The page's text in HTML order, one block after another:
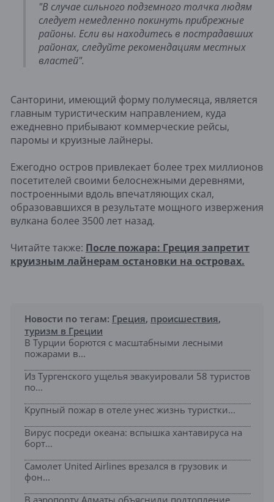
"В случае сильного подземного толчка людям
следует немедленно покинуть прибрежные
районы. Если вы находитесь в пострадавших
районах, следуйте рекомендациям местных
властей".
Санторини, имеющий форму полумесяца, является
главным туристическим направлением, куда
ежедневно прибывают коммерческие рейсы,
паромы и круизные лайнеры.
Ежегодно остров привлекает более трех миллионов
посетителей своими белоснежными деревнями,
построенными вдоль впечатляющих скал,
образовавшихся в результате мощного извержения
вулкана более 3500 лет назад.
Читайте также: После пожара: Греция запретит
круизным лайнерам остановки на островах.
Новости по тегам: Греция, происшествия,
туризм в Греции
В Турции борются с масштабными лесными
пожарами в...
Из Тургенского ущелья эвакуировали 58 туристов
по...
Крупный пожар в отеле унес жизнь туристки...
Вирус посреди океана: вспышка хантавируса на
борт...
Самолет United Airlines врезался в грузовик и
фон...